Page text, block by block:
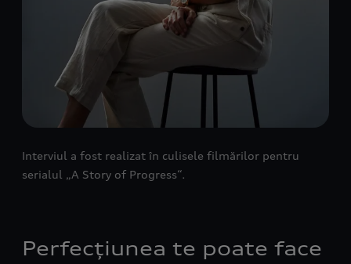
Interviul a fost realizat în culisele filmărilor pentru
serialul „A Story of Progress“.
Perfecțiunea te poate face